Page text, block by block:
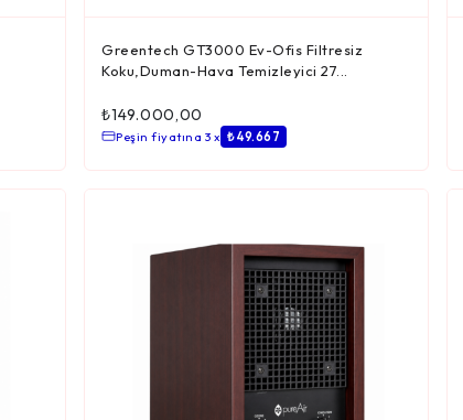
Greentech GT3000 Ev-Ofis Filtresiz
Koku,Duman-Hava Temizleyici 27...
₺149.000,00
Peşin fiyatına 3 x ₺ 49.667